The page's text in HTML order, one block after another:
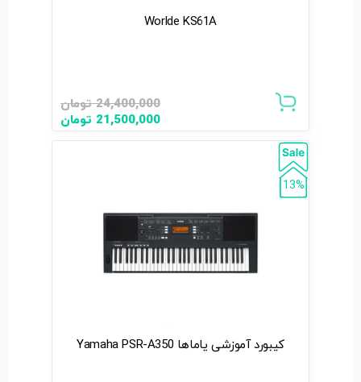
Worlde KS61A
24,400,000 تومان
21,500,000 تومان
13%
کیبورد آموزشی یاماها Yamaha PSR-A350